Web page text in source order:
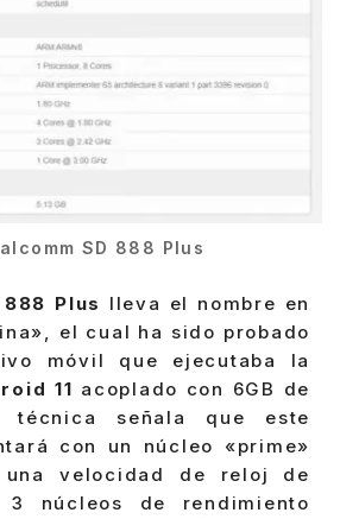
SD 888 Plus
Plus lleva el nombre en
el cual ha sido probado
móvil que ejecutaba la
11 acoplado con 6GB de
técnica señala que este
con un núcleo «prime»
velocidad de reloj de
3 núcleos de rendimiento